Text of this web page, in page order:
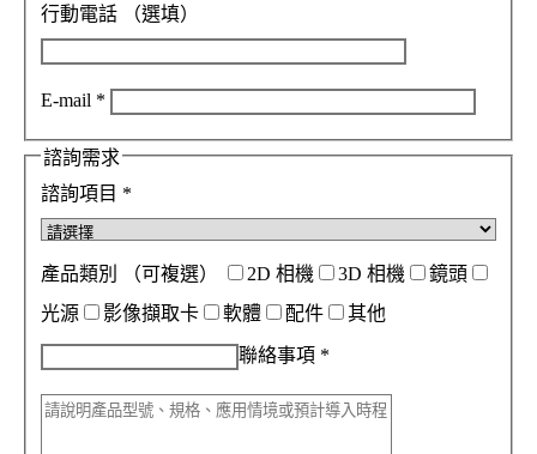
行動電話 （選填）
E-mail *
諮詢需求
諮詢項目 *
產品類別 （可複選） 2D 相機 3D 相機
鏡頭
光源
影像擷取卡 軟體 配件 其他
聯絡事項 *